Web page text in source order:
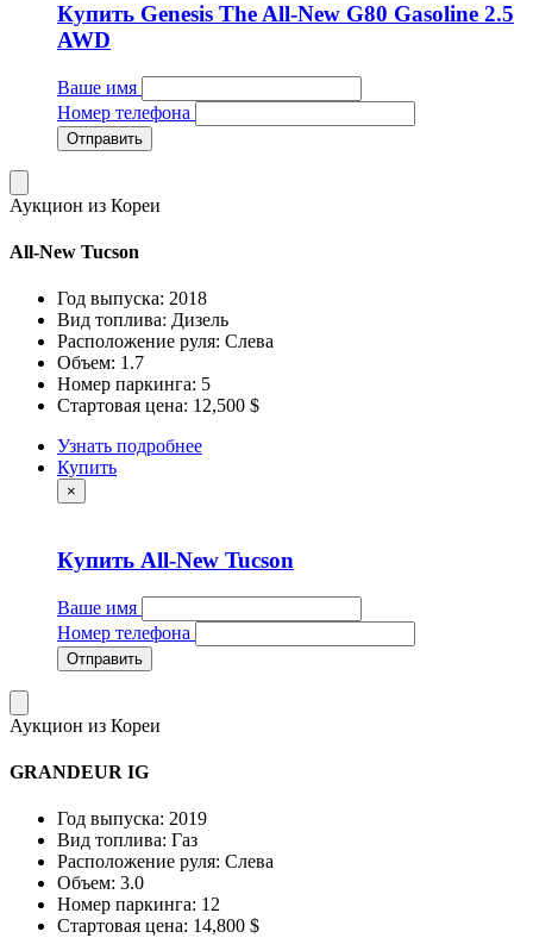
Купить Genesis The All-New G80 Gasoline 2.5
AWD
Ваше имя
Номер телефона
Отправить
Аукцион из Кореи
All-New Tucson
Год выпуска: 2018
Вид топлива: Дизель
Расположение руля: Слева
Объем: 1.7
Номер паркинга: 5
Стартовая цена: 12,500 $
Узнать подробнее
Купить
×
Купить All-New Tucson
Ваше имя
Номер телефона
Отправить
Аукцион из Кореи
GRANDEUR IG
Год выпуска: 2019
Вид топлива: Газ
Расположение руля: Слева
Объем: 3.0
Номер паркинга: 12
Стартовая цена: 14,800 $